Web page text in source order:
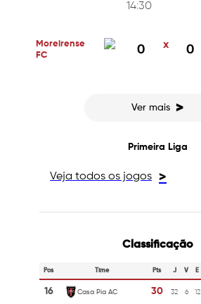
14:30
Moreirense
FC
0 x 0
Ver mais >
Primeira Liga
Veja todos os jogos >
Classificação
Pos Time Pts J V E
16 Casa Pia AC 30 32 6 12